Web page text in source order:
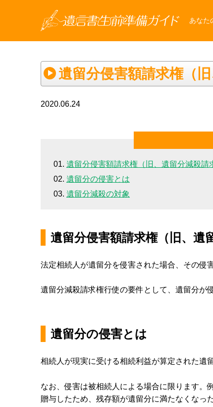
あなた
遺留分侵害額請求権（旧
2020.06.24
遺留分侵害額請求権（旧、遺留分減殺請
遺留分の侵害とは
遺留分減殺の対象
遺留分侵害額請求権（旧、遺
法定相続人が遺留分を侵害された場合、その侵
遺留分減殺請求権行使の要件として、遺留分が
遺留分の侵害とは
相続人が現実に受ける相続利益が算定された遺
なお、侵害は被相続人による場合に限ります。
贈与したため、残存額が遺留分に満たなくなっ